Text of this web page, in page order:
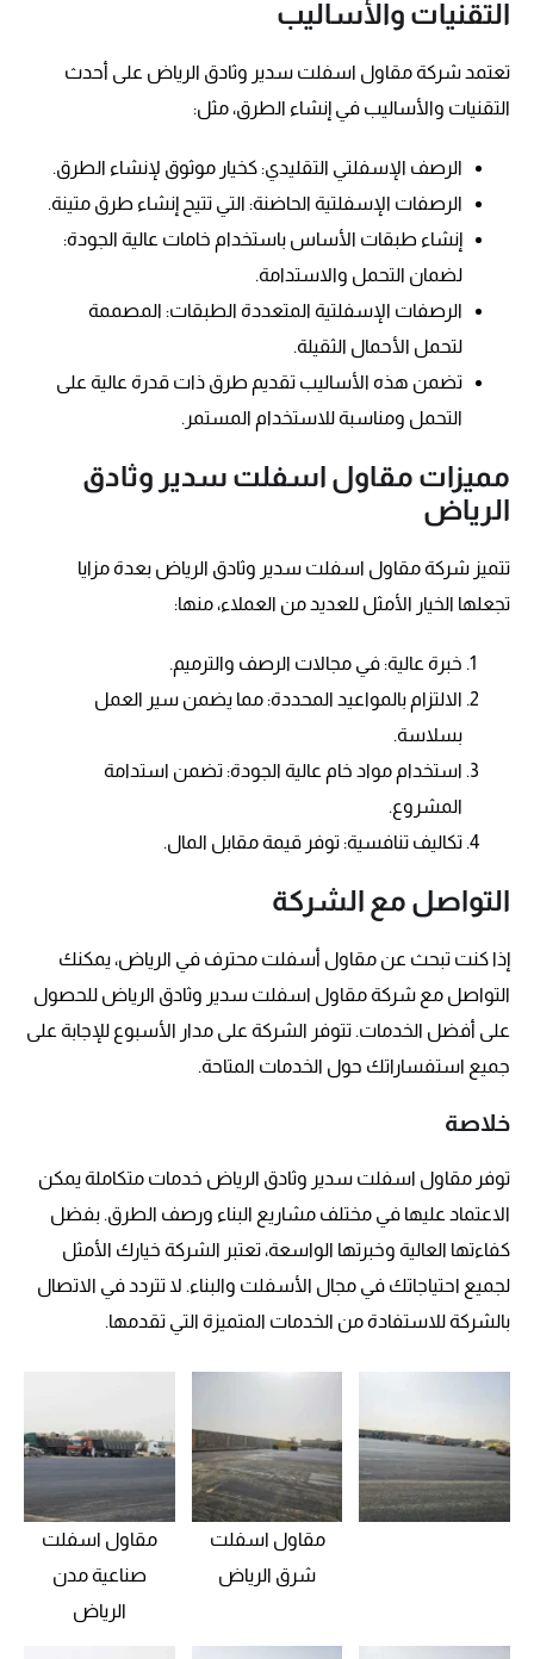
التقنيات والأساليب
تعتمد شركة مقاول اسفلت سدير وثادق الرياض على أحدث
التقنيات والأساليب في إنشاء الطرق، مثل:
الرصف الإسفلتي التقليدي: كخيار موثوق لإنشاء الطرق.
الرصفات الإسفلتية الحاضنة: التي تتيح إنشاء طرق متينة.
إنشاء طبقات الأساس باستخدام خامات عالية الجودة:
لضمان التحمل والاستدامة.
الرصفات الإسفلتية المتعددة الطبقات: المصممة
لتحمل الأحمال الثقيلة.
تضمن هذه الأساليب تقديم طرق ذات قدرة عالية على
التحمل ومناسبة للاستخدام المستمر.
مميزات مقاول اسفلت سدير وثادق
الرياض
تتميز شركة مقاول اسفلت سدير وثادق الرياض بعدة مزايا
تجعلها الخيار الأمثل للعديد من العملاء، منها:
خبرة عالية: في مجالات الرصف والترميم.
الالتزام بالمواعيد المحددة: مما يضمن سير العمل
بسلاسة.
استخدام مواد خام عالية الجودة: تضمن استدامة
المشروع.
تكاليف تنافسية: توفر قيمة مقابل المال.
التواصل مع الشركة
إذا كنت تبحث عن مقاول أسفلت محترف في الرياض، يمكنك
التواصل مع شركة مقاول اسفلت سدير وثادق الرياض للحصول
على أفضل الخدمات. تتوفر الشركة على مدار الأسبوع للإجابة على
جميع استفساراتك حول الخدمات المتاحة.
خلاصة
توفر مقاول اسفلت سدير وثادق الرياض خدمات متكاملة يمكن
الاعتماد عليها في مختلف مشاريع البناء ورصف الطرق. بفضل
كفاءتها العالية وخبرتها الواسعة، تعتبر الشركة خيارك الأمثل
لجميع احتياجاتك في مجال الأسفلت والبناء. لا تتردد في الاتصال
بالشركة للاستفادة من الخدمات المتميزة التي تقدمها.
مقاول اسفلت
شرق الرياض
مقاول اسفلت
صناعية مدن
الرياض